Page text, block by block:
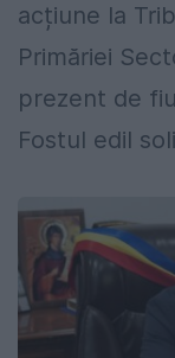
acțiune la
Primăriei
prezent de
Fostul edil